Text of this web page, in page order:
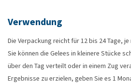
Verwendung
Die Verpackung reicht für 12 bis 24 Tage,
Sie können die Gelees in kleinere Stücke
über den Tag verteilt oder in einem Zug
Ergebnisse zu erzielen, geben Sie es 1